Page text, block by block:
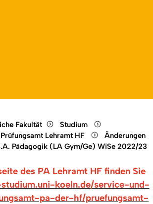
Fakultät
Studium
Prüfungsamt Lehramt HF
Änderungen
Pädagogik (LA Gym/Ge) WiSe 2022/23
des PA Lehramt HF finden Sie
koeln.de/service-und-
pa-der-hf/pruefungsamt-